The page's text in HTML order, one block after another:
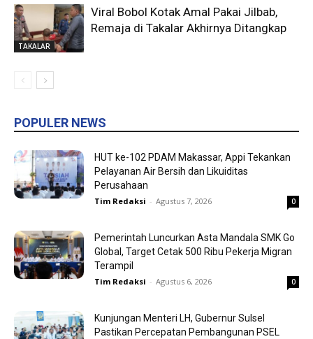
TAKALAR
Viral Bobol Kotak Amal Pakai Jilbab,
Remaja di Takalar Akhirnya Ditangkap
POPULER NEWS
HUT ke-102 PDAM Makassar, Appi Tekankan
Pelayanan Air Bersih dan Likuiditas
Perusahaan
Tim Redaksi - Agustus 7, 2026 0
Pemerintah Luncurkan Asta Mandala SMK Go
Global, Target Cetak 500 Ribu Pekerja Migran
Terampil
Tim Redaksi - Agustus 6, 2026 0
Kunjungan Menteri LH, Gubernur Sulsel
Pastikan Percepatan Pembangunan PSEL